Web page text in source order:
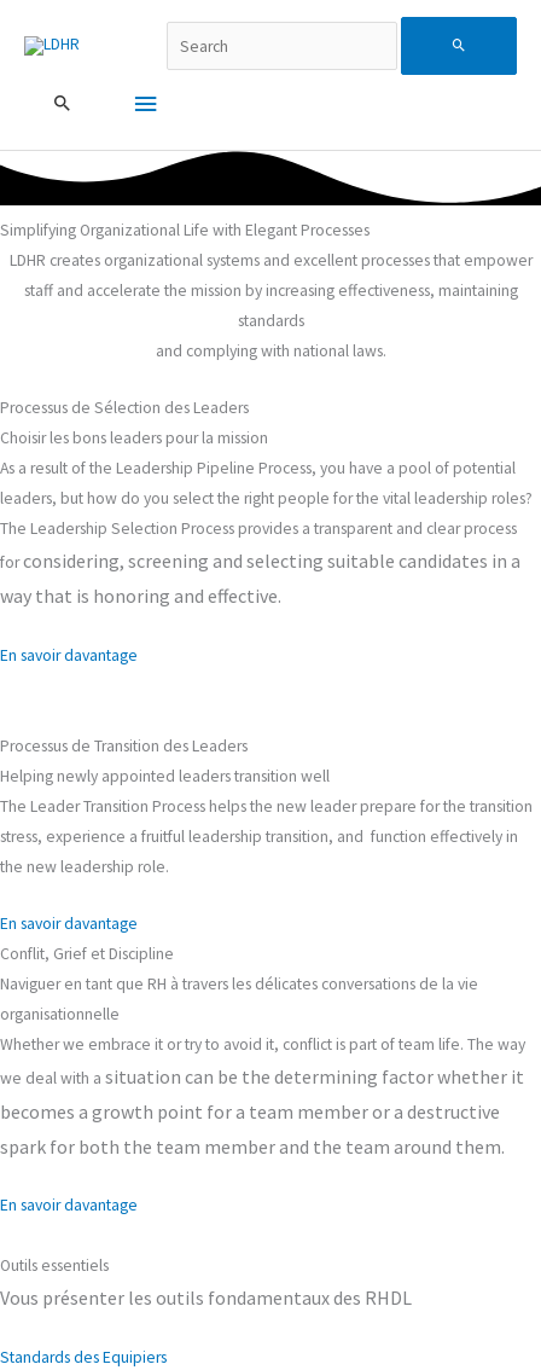
Menu
principal
Search
Simplifying Organizational Life with Elegant Processes
LDHR creates organizational systems and excellent processes that empower
staff and accelerate the mission by increasing effectiveness, maintaining
standards
and complying with national laws.
Processus de Sélection des Leaders
Choisir les bons leaders pour la mission
As a result of the Leadership Pipeline Process, you have a pool of potential
leaders, but how do you select the right people for the vital leadership roles?
The Leadership Selection Process provides a transparent and clear process
forconsidering, screening and selecting suitable candidates in a
way that is honoring and effective.
En savoir davantage
Processus de Transition des Leaders
Helping newly appointed leaders transition well
The Leader Transition Process helps the new leader prepare for the transition
stress, experience a fruitful leadership transition, and function effectively in
the new leadership role.
En savoir davantage
Conflit, Grief et Discipline
Naviguer en tant que RH à travers les délicates conversations de la vie
organisationnelle
Whether we embrace it or try to avoid it, conflict is part of team life. The way
we deal with a situation can be the determining factor whether it
becomes a growth point for a team member or a destructive
spark for both the team member and the team around them.
En savoir davantage
Outils essentiels
Vous présenter les outils fondamentaux des RHDL
Standards des Equipiers